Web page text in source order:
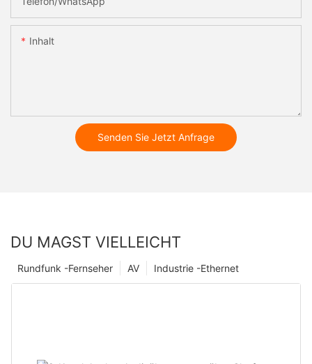
Inhalt
Senden Sie Jetzt Anfrage
DU MAGST VIELLEICHT
Industrie -Ethernet
AV
Rundfunk -Fernseher